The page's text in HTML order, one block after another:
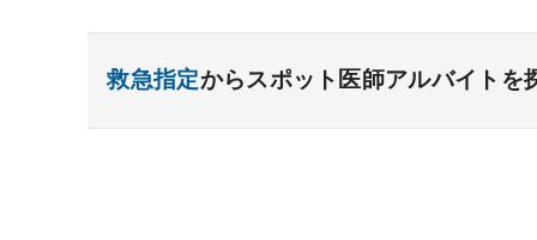
一般外科 呼吸器外科 心臓血管外科 消
後期研修医応募可能 未経験歓迎
救急指定からスポット医師アルバイトを